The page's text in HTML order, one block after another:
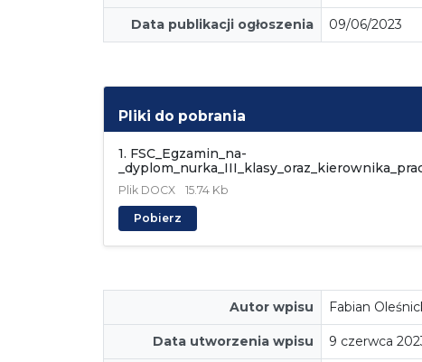
Data publikacji ogłoszenia 09/06/2023
Pliki do pobrania
1. FSC_Egzamin_na-
Plik DOCX 15.74 Kb
Pobierz
Autor wpisu Fabian
Data utworzenia wpisu 9 czerwca